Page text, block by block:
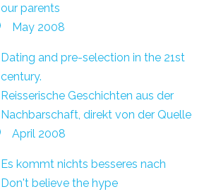
our parents
May 2008
Dating and pre-selection in the 21st
century.
Reisserische Geschichten aus der
Nachbarschaft, direkt von der Quelle
April 2008
Es kommt nichts besseres nach
Don't believe the hype